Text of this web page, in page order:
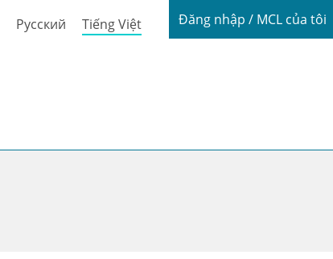
Русский Tiếng Việt Login / My
Đăng nhập / MCL của tôi